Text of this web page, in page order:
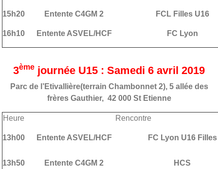
15h20 Entente C4GM 2 FCL Filles U16
16h10 Entente ASVEL/HCF FC Lyon
3ème journée U15 : Samedi 6 avril 2019
Parc de l’Etivallière(terrain Chambonnet 2), 5 allée des
frères Gauthier, 42 000 St Etienne
Heure Rencontre
13h00 Entente ASVEL/HCF FC Lyon U16 Filles
13h50 Entente C4GM 2 HCS